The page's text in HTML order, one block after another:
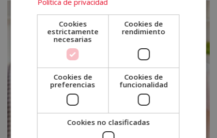
Política de privacidad
Cookies
estrictamente
necesarias
Cookies de
rendimiento
Cookies de
preferencias
Cookies de
funcionalidad
Cookies no clasificadas